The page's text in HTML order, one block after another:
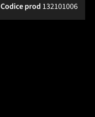
Codice prod 132101006